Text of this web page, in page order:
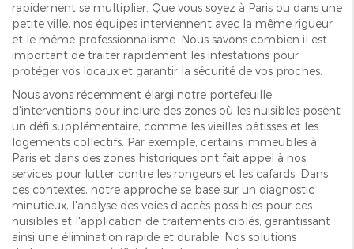
rapidement se multiplier. Que vous soyez à Paris ou dans une
petite ville, nos équipes interviennent avec la même rigueur
et le même professionnalisme. Nous savons combien il est
important de traiter rapidement les infestations pour
protéger vos locaux et garantir la sécurité de vos proches.
Nous avons récemment élargi notre portefeuille
d'interventions pour inclure des zones où les nuisibles posent
un défi supplémentaire, comme les vieilles bâtisses et les
logements collectifs. Par exemple, certains immeubles à
Paris et dans des zones historiques ont fait appel à nos
services pour lutter contre les rongeurs et les cafards. Dans
ces contextes, notre approche se base sur un diagnostic
minutieux, l'analyse des voies d'accès possibles pour ces
nuisibles et l'application de traitements ciblés, garantissant
ainsi une élimination rapide et durable. Nos solutions